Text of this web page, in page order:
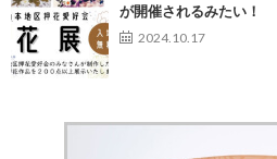
が開催されるみたい！
2024.10.17